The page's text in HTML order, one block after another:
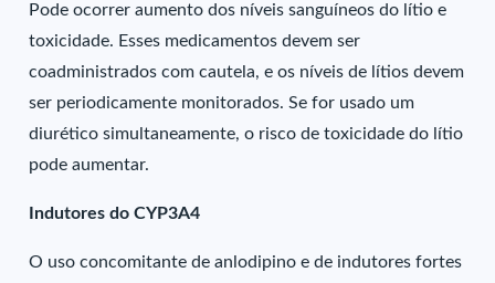
Pode ocorrer aumento dos níveis sanguíneos do lítio e
toxicidade. Esses medicamentos devem ser
coadministrados com cautela, e os níveis de lítios devem
ser periodicamente monitorados. Se for usado um
diurético simultaneamente, o risco de toxicidade do lítio
pode aumentar.
Indutores do CYP3A4
O uso concomitante de anlodipino e de indutores fortes